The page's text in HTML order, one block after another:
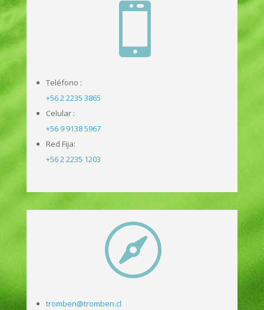

Teléfono :
+56 2 2235 3865
Celular :
+56 9 9138 5967
Red Fija:
+56 2 2235 1203

tromben@tromben.cl